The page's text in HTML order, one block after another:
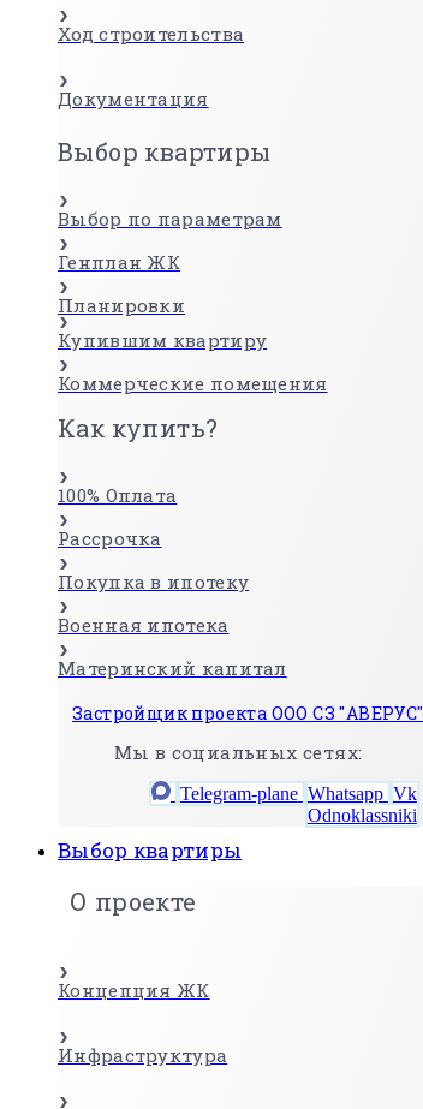
Ход строительства
Документация
Выбор квартиры
Выбор по параметрам
Генплан ЖК
Планировки
Купившим квартиру
Коммерческие помещения
Как купить?
100% Оплата
Рассрочка
Покупка в ипотеку
Военная ипотека
Материнский капитал
Застройщик проекта ООО СЗ "АВЕРУС"
Мы в социальных сетях:
Telegram-plane Whatsapp Vk
Odnoklassniki
Выбор квартиры
О проекте
Концепция ЖК
Инфраструктура